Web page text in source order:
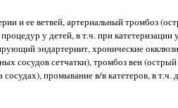
и ее ветвей, артериальный тромбоз
у детей, в т.ч. при
эндартериит, хронические
сосудов сетчатки), тромбоз вен
промывание в/в катетеров, в т.ч.